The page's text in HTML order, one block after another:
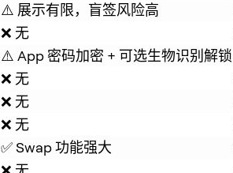
⚠️ 展示有限，盲签风险高
❌ 无
⚠️ App 密码加密 + 可选生物识别解锁
❌ 无
❌ 无
❌ 无
✅ Swap 功能强大